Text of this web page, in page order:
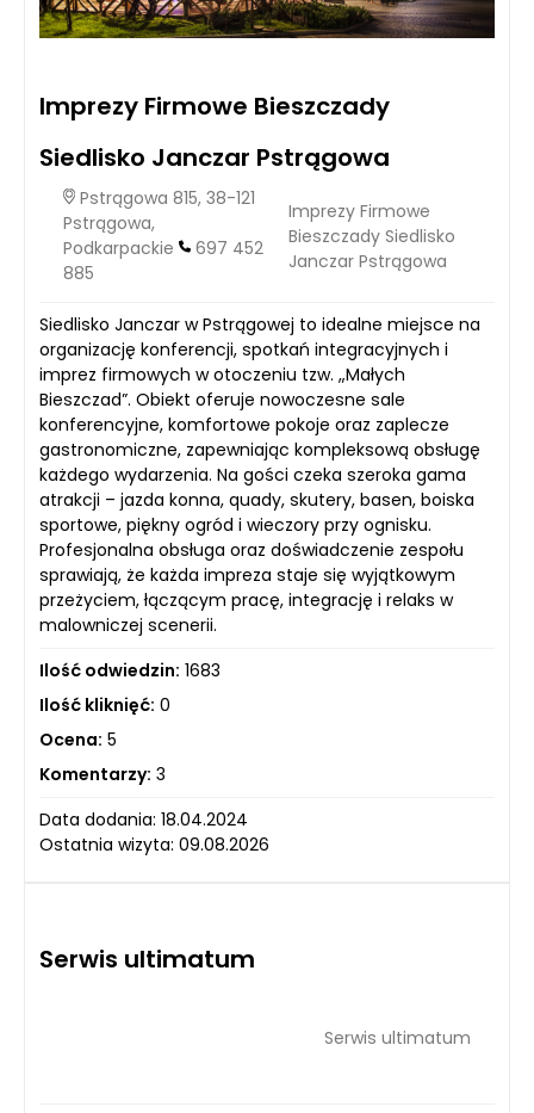
Imprezy Firmowe Bieszczady
Siedlisko Janczar Pstrągowa
Pstrągowa 815, 38-121
Pstrągowa,
Podkarpackie
697 452
885
Imprezy Firmowe
Bieszczady Siedlisko
Janczar Pstrągowa
Siedlisko Janczar w Pstrągowej to idealne miejsce na
organizację konferencji, spotkań integracyjnych i
imprez firmowych w otoczeniu tzw. „Małych
Bieszczad”. Obiekt oferuje nowoczesne sale
konferencyjne, komfortowe pokoje oraz zaplecze
gastronomiczne, zapewniając kompleksową obsługę
każdego wydarzenia. Na gości czeka szeroka gama
atrakcji – jazda konna, quady, skutery, basen, boiska
sportowe, piękny ogród i wieczory przy ognisku.
Profesjonalna obsługa oraz doświadczenie zespołu
sprawiają, że każda impreza staje się wyjątkowym
przeżyciem, łączącym pracę, integrację i relaks w
malowniczej scenerii.
Ilość odwiedzin: 1683
Ilość kliknięć: 0
Ocena: 5
Komentarzy: 3
Data dodania: 18.04.2024
Ostatnia wizyta: 09.08.2026
Serwis ultimatum
Serwis ultimatum